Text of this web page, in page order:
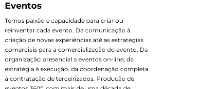
Eventos
Temos paixão e capacidade para criar ou
reinventar cada evento. Da comunicação à
criação de novas experiências até as estratégias
comerciais para a comercialização do evento. Da
organização presencial a eventos on-line, da
estratégia à execução, da coordenação completa
à contratação de terceirizados. Produção de